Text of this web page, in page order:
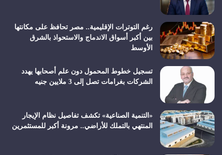
رغم التوترات الإقليمية.. مصر تحافظ على مكانتها
بين أكبر أسواق الاندماج والاستحواذ بالشرق
الأوسط
تسجيل خطوط المحمول دون علم أصحابها يهدد
الشركات بغرامات تصل إلى 3 ملايين جنيه
«التنمية الصناعية» تكشف تفاصيل نظام الإيجار
المنتهي بالتملك للأراضي.. مرونة أكبر للمستثمرين